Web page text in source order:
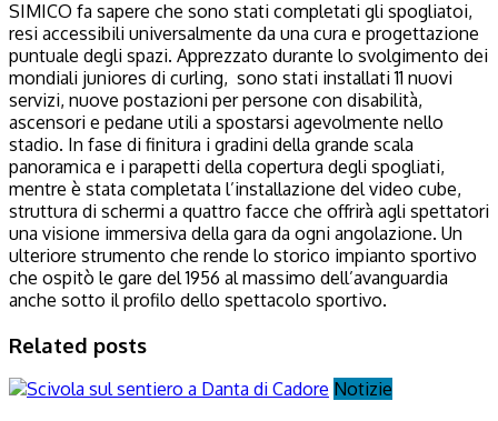
SIMICO fa sapere che sono stati completati gli spogliatoi,
resi accessibili universalmente da una cura e progettazione
puntuale degli spazi. Apprezzato durante lo svolgimento dei
mondiali juniores di curling, sono stati installati 11 nuovi
servizi, nuove postazioni per persone con disabilità,
ascensori e pedane utili a spostarsi agevolmente nello
stadio. In fase di finitura i gradini della grande scala
panoramica e i parapetti della copertura degli spogliati,
mentre è stata completata l’installazione del video cube,
struttura di schermi a quattro facce che offrirà agli spettatori
una visione immersiva della gara da ogni angolazione. Un
ulteriore strumento che rende lo storico impianto sportivo
che ospitò le gare del 1956 al massimo dell’avanguardia
anche sotto il profilo dello spettacolo sportivo.
Related posts
Notizie